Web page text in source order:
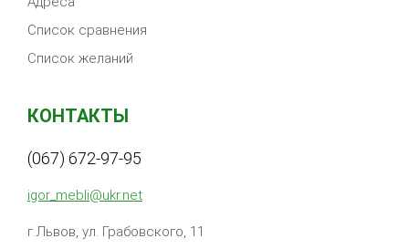
Список сравнения
Список желаний
КОНТАКТЫ
(067) 672-97-95
igor_mebli@ukr.net
г.Львов, ул. Грабовского, 11